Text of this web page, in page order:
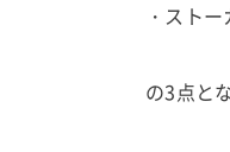
・スト
の3点と